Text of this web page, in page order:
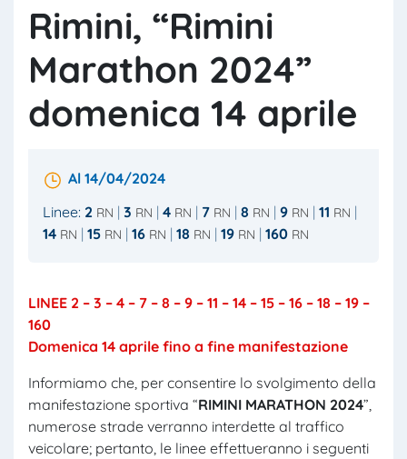
Rimini, “Rimini
Marathon 2024”
domenica 14 aprile
Al 14/04/2024
Linee: 2 RN 3 RN 4 RN 7 RN 8 RN 9 RN 11 RN
14 RN 15 RN 16 RN 18 RN 19 RN 160 RN
LINEE 2 – 3 – 4 – 7 – 8 – 9 – 11 – 14 – 15 – 16 – 18 – 19 –
160
Domenica 14 aprile fino a fine manifestazione
Informiamo che, per consentire lo svolgimento della
manifestazione sportiva “RIMINI MARATHON 2024”,
numerose strade verranno interdette al traffico
veicolare; pertanto, le linee effettueranno i seguenti